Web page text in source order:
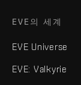
EVE의 세계
EVE Universe
EVE: Valkyrie